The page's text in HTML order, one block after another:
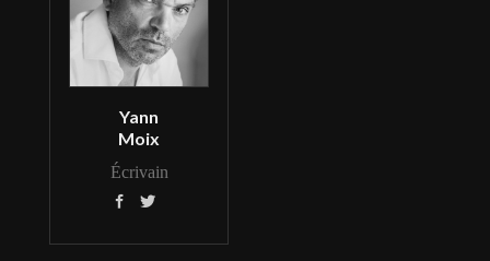
Yann
Moix
Écrivain
 